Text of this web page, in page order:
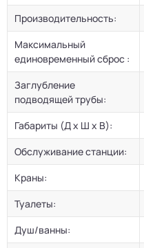
Производительность:
Максимальный
единовременный сброс :
Заглубление
подводящей трубы:
Габариты (Д х Ш х В):
Обслуживание станции:
Краны:
Туалеты:
Душ/ванны: